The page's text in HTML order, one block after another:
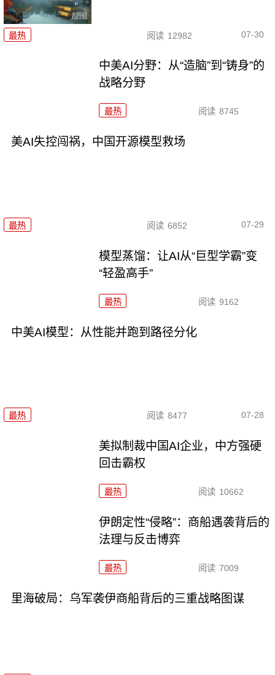
最热 阅读 12982 07-30
中美AI分野：从“造脑”到“铸身”的
战略分野
最热 阅读 8745
美AI失控闯祸，中国开源模型救场
最热 阅读 6852 07-29
模型蒸馏：让AI从“巨型学霸”变
“轻盈高手”
最热 阅读 9162
中美AI模型：从性能并跑到路径分化
最热 阅读 8477 07-28
美拟制裁中国AI企业，中方强硬
回击霸权
最热 阅读 10662
伊朗定性“侵略”：商船遇袭背后的
法理与反击博弈
最热 阅读 7009
里海破局：乌军袭伊商船背后的三重战略图谋